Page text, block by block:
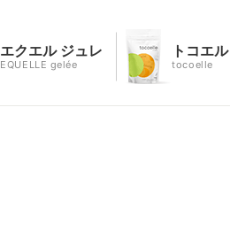
エクエル ジュレ
EQUELLE gelée
トコエル
tocoelle